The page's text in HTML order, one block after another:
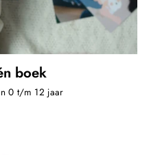
boek
0 t/m 12 jaar